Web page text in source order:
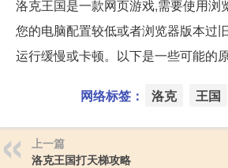
洛克王国是一款网页游戏,需要使用浏
您的电脑配置较低或者浏览器版本过
运行缓慢或卡顿。以下是一些可能的
网络标签： 洛克 王国
上一篇
洛克王国打天梯攻略